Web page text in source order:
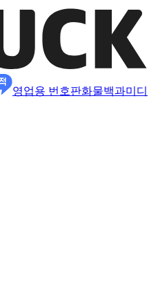
영업용 번호판화물백과미디